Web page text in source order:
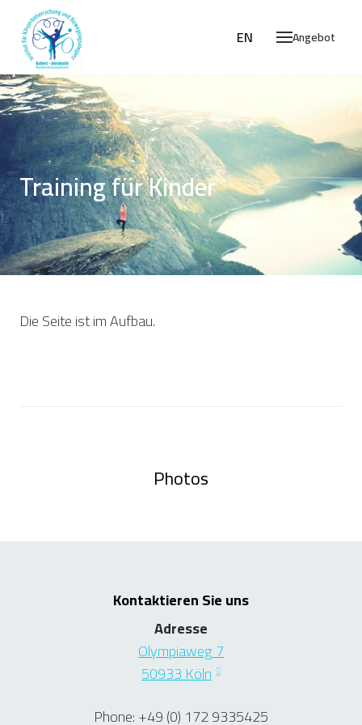
Angebot
DE
EN
Training für Kinder
Die Seite ist im Aufbau.
Photos
Kontaktieren Sie uns
Adresse
Olympiaweg 7
50933 Köln
Phone: +49 (0) 172 9335425